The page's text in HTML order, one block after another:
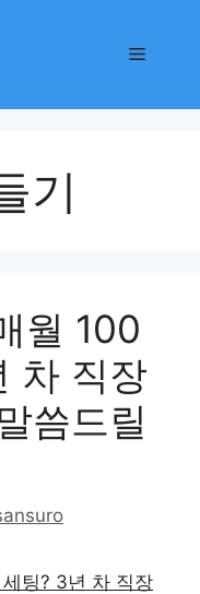
메
기
월 100
차 직장
씀드릴